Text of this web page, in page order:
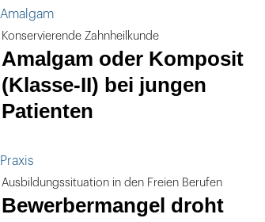
Amalgam
Konservierende Zahnheilkunde
Amalgam oder Komposit
(Klasse-II) bei jungen
Patienten
Praxis
Ausbildungssituation in den Freien Berufen
Bewerbermangel droht